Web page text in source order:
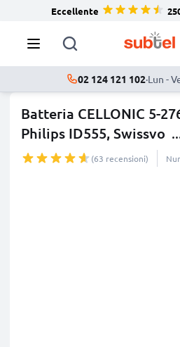
Eccellente
02 124 121 102·Lun -
Batteria CELLONIC 5-
Philips ID555, Swissvo
(63 recensioni)